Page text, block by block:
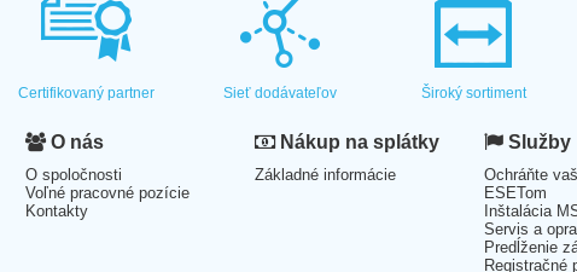
Certifikovaný partner Sieť dodávateľov Široký sortiment
O nás
O spoločnosti
Voľné pracovné pozície
Kontakty
Nákup na splátky
Základné informácie
Služby
Ochráňte
ESETom
Inštalácia
Servis a
Predĺženie
Registračné